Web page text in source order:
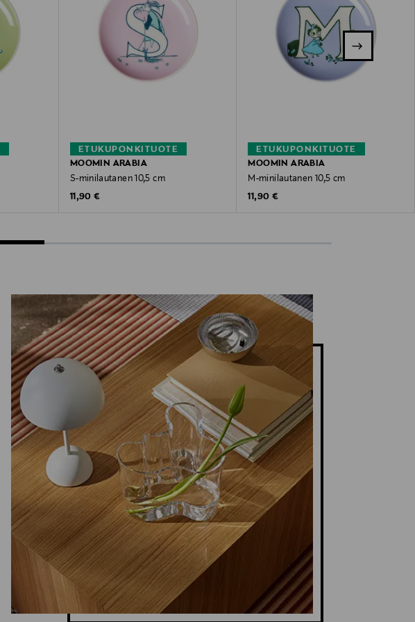
ETUKUPONKITUOTE
MOOMIN ARABIA
S-minilautanen 10,5 cm
Original Price
11,90 €
ETUKUPONKITUOTE
MOOMIN ARABIA
M-minilautanen 10,5 cm
Original Price
11,90 €